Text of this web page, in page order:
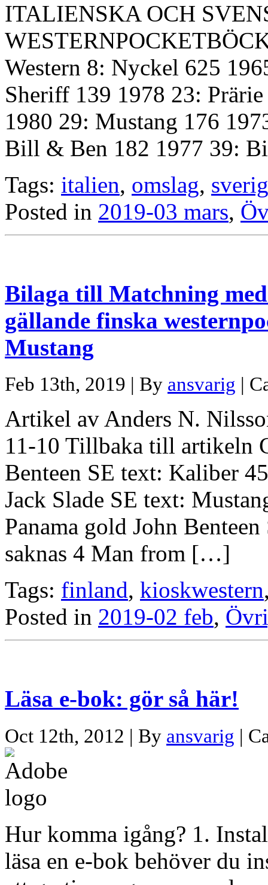
ITALIENSKA OCH
Western 8: Nyckel 625
Sheriff 139 1978 23:
1980 29: Mustang 176
Bill & Ben 182 1977 39:
Tags: italien, omslag,
Posted in 2019-03 mars,
Bilaga till Matchning
gällande finska
Mustang
Feb 13th, 2019 | By ansvarig |
Artikel av Anders N.
11-10 Tillbaka till artikeln
Benteen SE text: Kaliber
Jack Slade SE text:
Panama gold John
saknas 4 Man from […]
Tags: finland, kioskwestern
Posted in 2019-02 feb,
Läsa e-bok: gör så här!
Oct 12th, 2012 | By ansvarig |
Hur komma igång? 1.
läsa en e-bok behöver du